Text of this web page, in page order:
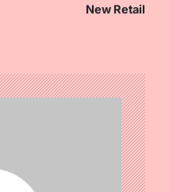
New Retail